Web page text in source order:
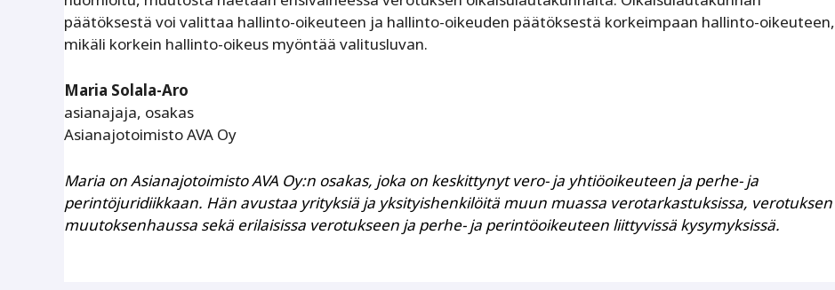
päätöksestä voi valittaa hallinto-oikeuteen ja hallinto-oikeuden päätöksestä korkeimpaan hallinto-oikeuteen,
mikäli korkein hallinto-oikeus myöntää valitusluvan.
Maria Solala-Aro
asianajaja, osakas
Asianajotoimisto AVA Oy
Maria on Asianajotoimisto AVA Oy:n osakas, joka on keskittynyt vero- ja yhtiöoikeuteen ja perhe- ja
perintöjuridiikkaan. Hän avustaa yrityksiä ja yksityishenkilöitä muun muassa verotarkastuksissa, verotuksen
muutoksenhaussa sekä erilaisissa verotukseen ja perhe- ja perintöoikeuteen liittyvissä kysymyksissä.